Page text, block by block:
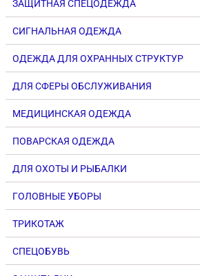
ЗАЩИТНАЯ СПЕЦОДЕЖДА
СИГНАЛЬНАЯ ОДЕЖДА
ОДЕЖДА ДЛЯ ОХРАННЫХ СТРУКТУР
ДЛЯ СФЕРЫ ОБСЛУЖИВАНИЯ
МЕДИЦИНСКАЯ ОДЕЖДА
ПОВАРСКАЯ ОДЕЖДА
ДЛЯ ОХОТЫ И РЫБАЛКИ
ГОЛОВНЫЕ УБОРЫ
ТРИКОТАЖ
СПЕЦОБУВЬ